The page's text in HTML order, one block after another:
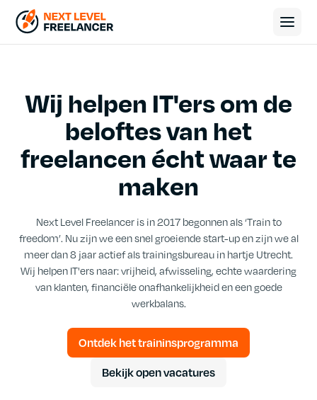
Wij helpen IT'ers om de
beloftes van het
freelancen écht waar te
maken
Next Level Freelancer is in 2017 begonnen als ‘Train to
freedom’. Nu zijn we een snel groeiende start-up en zijn we al
meer dan 8 jaar actief als trainingsbureau in hartje Utrecht.
Wij helpen IT'ers naar: vrijheid, afwisseling, echte waardering
van klanten, financiële onafhankelijkheid en een goede
werkbalans.
Ontdek het traininsprogramma
Bekijk open vacatures